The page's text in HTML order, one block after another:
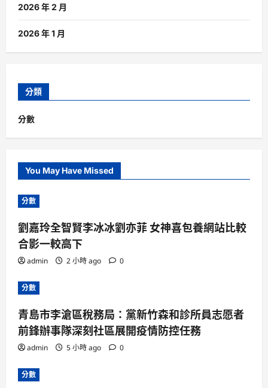
2026 年 2 月
2026 年 1 月
分類
分數
You May Have Missed
分數
劉嘉玲全智賢李冰冰劉亦菲 女神喜包養網站比較
合影一較高下
admin 2 小時 ago 0
分數
青島市李滄區稅務局：黨新竹森和診所員志愿者
前鋒辦事隊深刻社區展開疫情防控任務
admin 5 小時 ago 0
分數